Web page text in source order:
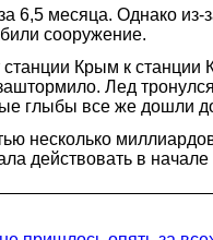
месяца. Однако из-
сооружение.
Крым к станции
Лед
глыбы все же дошли
несколько
действовать в